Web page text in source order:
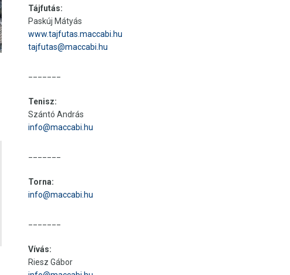
Tájfutás:
Paskúj Mátyás
www.tajfutas.maccabi.hu
tajfutas@maccabi.hu
Tenisz:
Szántó András
info@maccabi.hu
Torna:
info@maccabi.hu
Vívás:
Riesz Gábor